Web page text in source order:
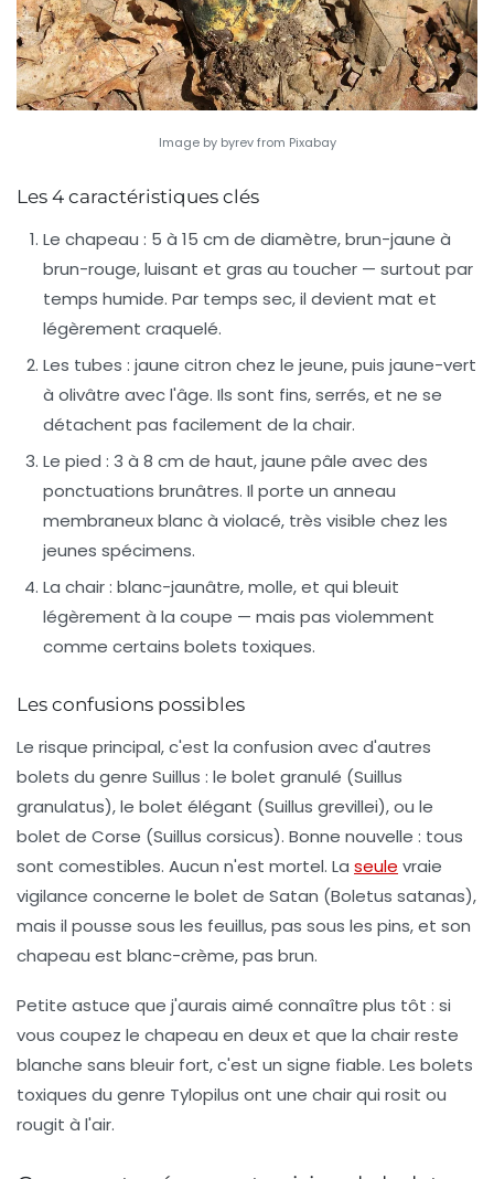
Image by byrev from Pixabay
Les 4 caractéristiques clés
Le chapeau : 5 à 15 cm de diamètre, brun-jaune à
brun-rouge, luisant et gras au toucher — surtout par
temps humide. Par temps sec, il devient mat et
légèrement craquelé.
Les tubes : jaune citron chez le jeune, puis jaune-vert
à olivâtre avec l'âge. Ils sont fins, serrés, et ne se
détachent pas facilement de la chair.
Le pied : 3 à 8 cm de haut, jaune pâle avec des
ponctuations brunâtres. Il porte un anneau
membraneux blanc à violacé, très visible chez les
jeunes spécimens.
La chair: blanc-jaunâtre, molle, et qui bleuit
légèrement à la coupe — mais pas violemment
comme certains bolets toxiques.
Les confusions possibles
Le risque principal, c'est la confusion avec d'autres
bolets du genre Suillus : le bolet granulé (Suillus
granulatus), le bolet élégant (Suillus grevillei), ou le
bolet de Corse (Suillus corsicus). Bonne nouvelle : tous
sont comestibles. Aucun n'est mortel. La seule vraie
vigilance concerne le bolet de Satan (Boletus satanas),
mais il pousse sous les feuillus, pas sous les pins, et son
chapeau est blanc-crème, pas brun.
Petite astuce que j'aurais aimé connaître plus tôt : si
vous coupez le chapeau en deux et que la chair reste
blanche sans bleuir fort, c'est un signe fiable. Les bolets
toxiques du genre Tylopilus ont une chair qui rosit ou
rougit à l'air.